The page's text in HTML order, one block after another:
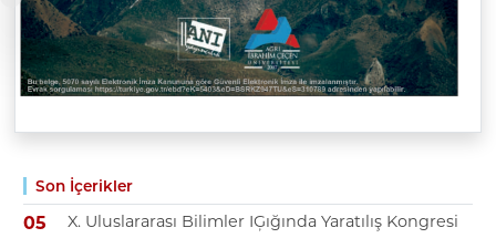
Son İçerikler
05 X. Uluslararası Bilimler IĢığında Yaratılış Kongresi